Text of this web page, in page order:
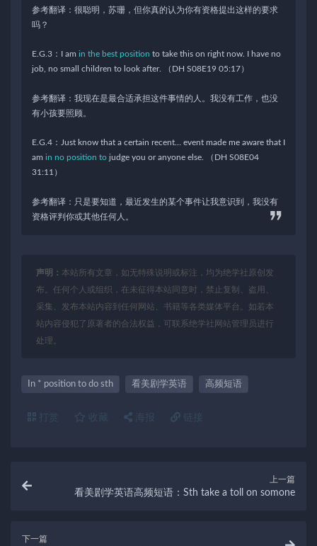
参考翻译：很聪明，苏珊，但你真的认为你有资格提出这样的要求
吗？
E.G.3：I am in the best position to take this on right now. I have no
job, no small children to look after. （DH S08E19 05:17）
参考翻译：我现在是最合适承担这件事情的人。我没有工作，也没
有小孩要照顾。
E.G.4：Just know that a certain recent… event made me aware that I
am in no position to judge you or anyone else. （DH S08E04
31:11）
参考翻译：只是要知道，最近发生的某个事件让我意识到，我没有
资格评判你或其他任何人。
声明： 本站所有文章，如无特殊说明或标注，均为绝学社原创发
布。任何个人或组织，在未征得本站同意时，禁止复制、盗用、
采集、发布本站内容到任何网站、书籍等各类媒体平台。如若本
站内容侵犯了原著者的合法权益，可联系绝学社网站管理员进行
处理。
In * position to do sth 看美剧学英语 高频短语
打赏 收藏 海报 链接
上一篇
看美剧学英语高频短语：Sth take a toll on somone
下一篇